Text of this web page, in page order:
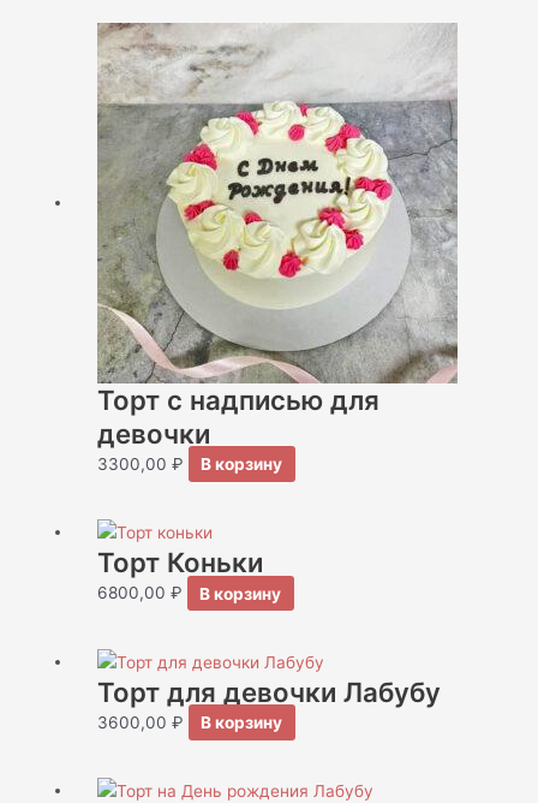
Торт с надписью для
девочки
3300,00₽ В корзину
Торт Коньки
6800,00₽ В корзину
Торт для девочки Лабубу
3600,00₽ В корзину